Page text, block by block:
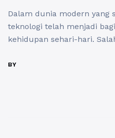
Dalam dunia modern yang
teknologi telah menjadi
kehidupan sehari-hari.
ruangan, terutama dalam
BY